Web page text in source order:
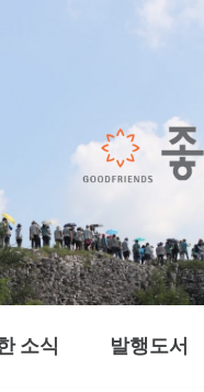
소식 발행도서